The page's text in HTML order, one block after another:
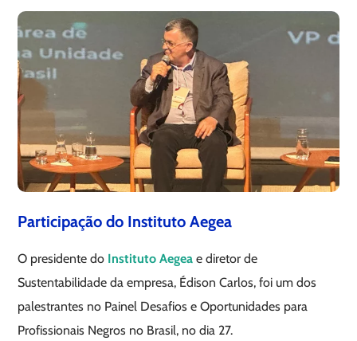
Participação do Instituto Aegea
O presidente do Instituto Aegea e diretor de
Sustentabilidade da empresa, Édison Carlos, foi um dos
palestrantes no Painel Desafios e Oportunidades para
Profissionais Negros no Brasil, no dia 27.